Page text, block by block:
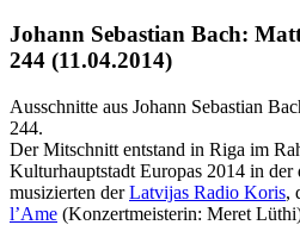
Johann Sebastian Bach:
244 (11.04.2014)
Ausschnitte aus Johann Sebastian
244.
Der Mitschnitt entstand in Riga im
Kulturhauptstadt Europas 2014 in
musizierten derLatvijas Radio Koris,
l’Ame (Konzertmeisterin: Meret